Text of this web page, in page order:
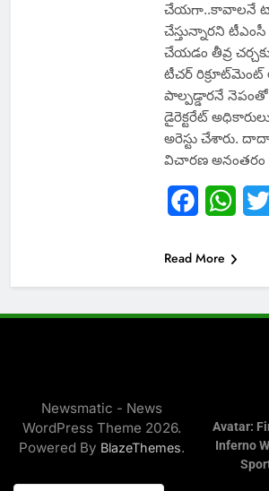
చేయగా..కావాలనే
చేస్తున్నారని
చేయడం తీవ్ర
టీచర్
పాల్పడ్డారనే
డైరెక్టరేట్
అరెస్టు చేశారు.
విచారణ
Facebook
Read More
Newsmatic - News
WordPress Theme 2026.
Powered By BlazeThemes.
Avatar:
Inferno